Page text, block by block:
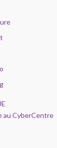
au CyberCentre